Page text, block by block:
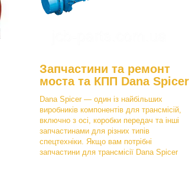
Запчастини та ремонт
моста та КПП Dana Spicer
Dana Spicer — один із найбільших
виробників компонентів для трансмісій,
включно з осі, коробки передач та інші
запчастинами для різних типів
спецтехніки. Якщо вам потрібні
запчастини для трансмісії Dana Spicer